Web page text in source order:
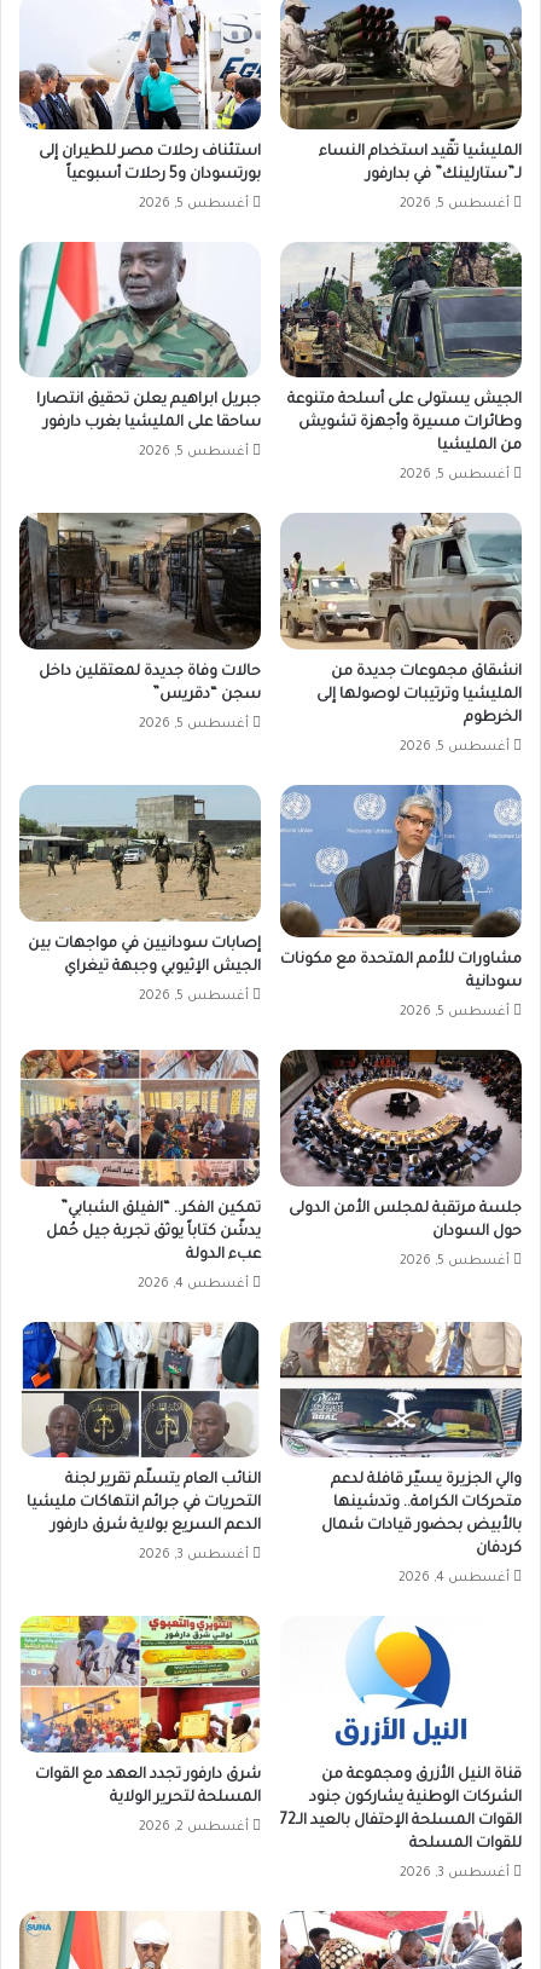
المليشيا تقّيد استخدام النساء
لـ”ستارلينك” في بدارفور
أغسطس 5, 2026
استئناف رحلات مصر للطيران إلى
بورتسودان و5 رحلات أسبوعياً
أغسطس 5, 2026
الجيش يستولى على أسلحة متنوعة
وطائرات مسيرة وأجهزة تشويش
من المليشيا
أغسطس 5, 2026
جبريل ابراهيم يعلن تحقيق انتصارا
ساحقا على المليشيا بغرب دارفور
أغسطس 5, 2026
انشقاق مجموعات جديدة من
المليشيا وترتيبات لوصولها إلى
الخرطوم
أغسطس 5, 2026
حالات وفاة جديدة لمعتقلين داخل
سجن “دقريس”
أغسطس 5, 2026
مشاورات للأمم المتحدة مع مكونات
سودانية
أغسطس 5, 2026
إصابات سودانيين في مواجهات بين
الجيش الإثيوبي وجبهة تيغراي
أغسطس 5, 2026
جلسة مرتقبة لمجلس الأمن الدولى
حول السودان
أغسطس 5, 2026
تمكين الفكر.. “الفيلق الشبابي”
يدشّن كتاباً يوثق تجربة جيل حُمل
عبء الدولة
أغسطس 4, 2026
والي الجزيرة يسيّر قافلة لدعم
متحركات الكرامة.. وتدشينها
بالأبيض بحضور قيادات شمال
كردفان
أغسطس 4, 2026
النائب العام يتسلّم تقرير لجنة
التحريات في جرائم انتهاكات مليشيا
الدعم السريع بولاية شرق دارفور
أغسطس 3, 2026
قناة النيل الأزرق ومجموعة من
الشركات الوطنية يشاركون جنود
القوات المسلحة الإحتفال بالعيد الـ72
للقوات المسلحة
أغسطس 3, 2026
شرق دارفور تجدد العهد مع القوات
المسلحة لتحرير الولاية
أغسطس 2, 2026